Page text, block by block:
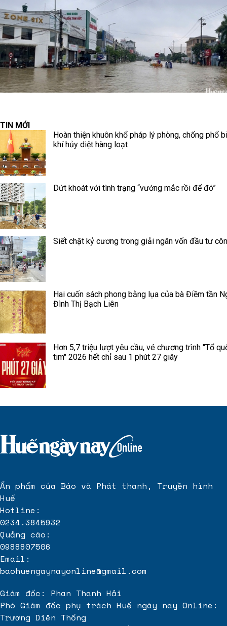
TIN MỚI
Hoàn thiện khuôn khổ pháp lý phòng, chống phổ
khí hủy diệt hàng loạt
Dứt khoát với tình trạng “vướng mắc rồi để đó”
Siết chặt kỷ cương trong giải ngân vốn đầu tư
Hai cuốn sách phong bằng lụa của bà Điềm tần
Đình Thị Bạch Liên
Hơn 5,7 triệu lượt yêu cầu, vé chương trình "Tổ
tim" 2026 hết chỉ sau 1 phút 27 giây
Ấn phẩm của Báo và Phát thanh, Truyền hình
Huế
Hotline:
0234.3845932
Quảng cáo:
0988807506
Email:
baohuengaynayonline@gmail.com
Giám đốc: Phan Thanh Hải
Phó Giám đốc phụ trách Huế ngày nay Online:
Trương Diên Thống